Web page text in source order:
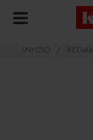
INICIO /